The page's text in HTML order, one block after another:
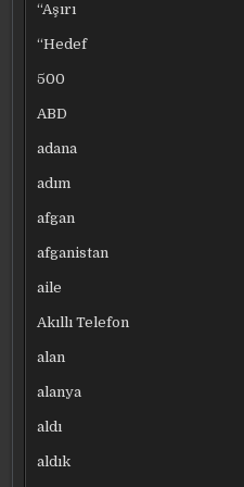
“Aşırı
“Hedef
500
ABD
adana
adım
afgan
afganistan
aile
Akıllı Telefon
alan
alanya
aldı
aldık